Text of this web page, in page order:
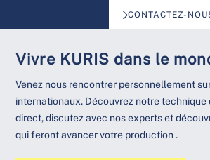
CONTACTEZ-
Vivre KURIS dans le
Venez nous rencontrer personnellement
internationaux. Découvrez notre technique
direct, discutez avec nos experts et
qui feront avancer votre production .